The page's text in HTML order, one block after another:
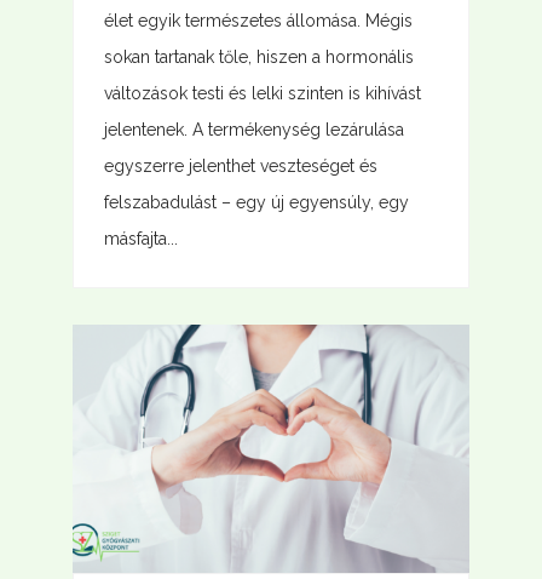
élet egyik természetes állomása. Mégis
sokan tartanak tőle, hiszen a hormonális
változások testi és lelki szinten is kihívást
jelentenek. A termékenység lezárulása
egyszerre jelenthet veszteséget és
felszabadulást – egy új egyensúly, egy
másfajta...